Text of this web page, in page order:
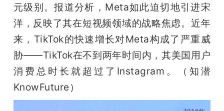
元级别。报道分析，Meta如此迫切地引进宋
洋，反映了其在短视频领域的战略焦虑。近年
来，TikTok的快速增长对Meta构成了严重威
胁——TikTok在不到两年时间内，其美国用户
消费总时长就超过了Instagram。（知潜
KnowFuture）